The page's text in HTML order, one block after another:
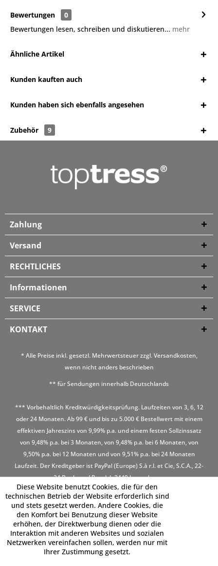
Bewertungen
0
Bewertungen lesen, schreiben und diskutieren... mehr
Ähnliche Artikel
Kunden kauften auch
Kunden haben sich ebenfalls angesehen
Zubehör 9
Zahlung
Versand
RECHTLICHES
Informationen
SERVICE
KONTAKT
* Alle Preise inkl. gesetzl. Mehrwertsteuer zzgl.Versandkosten,
wenn nicht anders beschrieben
** für Sendungen innerhalb Deutschlands
*** Vorbehaltlich Kreditwürdigkeitsprüfung. Laufzeiten von 3, 6, 12
oder 24 Monaten. Ab 99 € und bis zu 5.000 € Bestellwert mit einem
effektiven Jahreszins von 9,99% p.a. und einem festen Sollzinssatz
von 9,48% p.a. bei 3 Monaten, von 9,48% p.a. bei 6 Monaten, von
9,50% p.a. bei 12 Monaten und von 9,51% p.a. bei 24 Monaten
Laufzeit. Der Kreditgeber ist PayPal (Europe) S.à r.l. et Cie, S.C.A., 22-
24 Boulevard Royal, L-2449 Luxembourg
Diese Website benutzt Cookies, die für den
technischen Betrieb der Website erforderlich sind
und stets gesetzt werden. Andere Cookies, die
den Komfort bei Benutzung dieser Website
erhöhen, der Direktwerbung dienen oder die
Interaktion mit anderen Websites und sozialen
Netzwerken vereinfachen sollen, werden nur mit
Ihrer Zustimmung gesetzt.